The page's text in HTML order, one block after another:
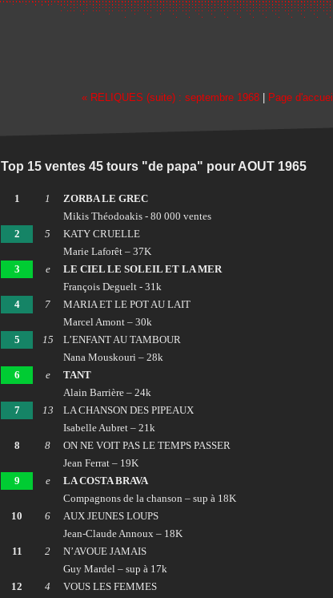
« RELIQUES (suite) : septembre 1968 Page d'accueil
Top 15 ventes 45 tours "de papa" pour AOUT 1965
1 1 ZORBA LE GREC
Mikis Théodoakis - 80 000 ventes
2
5 KATY CRUELLE
Marie Laforêt – 37K
3
e LE CIEL LE SOLEIL ET LA MER
François Deguelt - 31k
4
7 MARIA ET LE POT AU LAIT
Marcel Amont – 30k
5
15 L’ENFANT AU TAMBOUR
Nana Mouskouri – 28k
6
e TANT
Alain Barrière – 24k
7
13 LA CHANSON DES PIPEAUX
Isabelle Aubret – 21k
8
8 ON NE VOIT PAS LE TEMPS PASSER
Jean Ferrat – 19K
9
e LA COSTA BRAVA
Compagnons de la chanson – sup à 18K
10
6 AUX JEUNES LOUPS
Jean-Claude Annoux – 18K
11
2 N’AVOUE JAMAIS
Guy Mardel – sup à 17k
12
4 VOUS LES FEMMES